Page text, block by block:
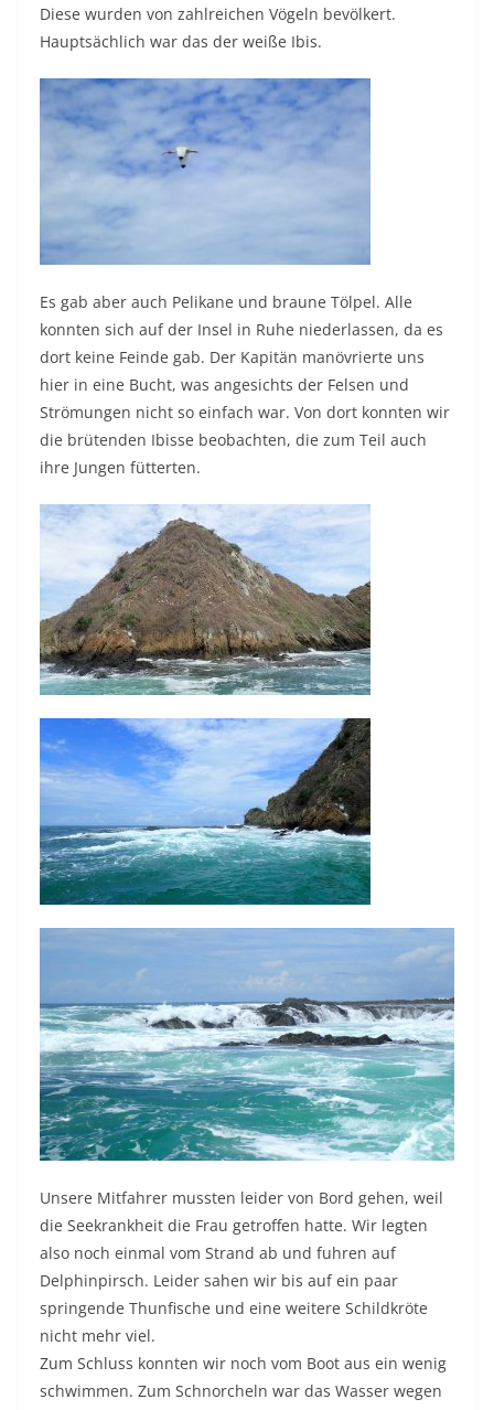
Diese wurden von zahlreichen Vögeln bevölkert.
Hauptsächlich war das der weiße Ibis.
Es gab aber auch Pelikane und braune Tölpel. Alle
konnten sich auf der Insel in Ruhe niederlassen, da es
dort keine Feinde gab. Der Kapitän manövrierte uns
hier in eine Bucht, was angesichts der Felsen und
Strömungen nicht so einfach war. Von dort konnten wir
die brütenden Ibisse beobachten, die zum Teil auch
ihre Jungen fütterten.
Unsere Mitfahrer mussten leider von Bord gehen, weil
die Seekrankheit die Frau getroffen hatte. Wir legten
also noch einmal vom Strand ab und fuhren auf
Delphinpirsch. Leider sahen wir bis auf ein paar
springende Thunfische und eine weitere Schildkröte
nicht mehr viel.
Zum Schluss konnten wir noch vom Boot aus ein wenig
schwimmen. Zum Schnorcheln war das Wasser wegen